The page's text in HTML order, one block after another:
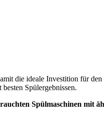
die ideale Investition für
Spülergebnissen.
Spülmaschinen mit